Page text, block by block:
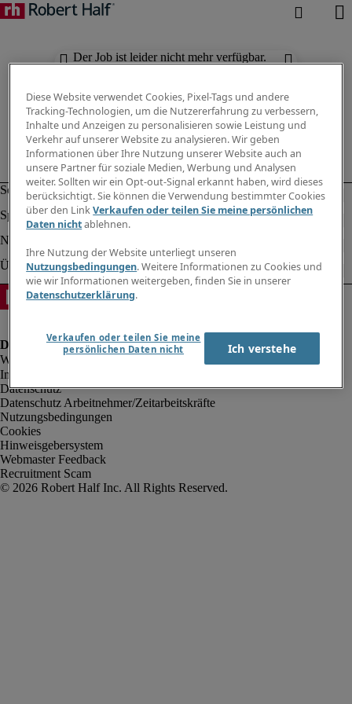
Der Job ist leider nicht mehr verfügbar.
Impressum
Datenschutz
Datenschutz Arbeitnehmer/Zeitarbeitskräfte
Nutzungsbedingungen
Cookies
Hinweisgebersystem
Webmaster Feedback
Recruitment Scam
Diese Website verwendet Cookies, Pixel-Tags und andere
Tracking-Technologien, um die Nutzererfahrung zu verbessern,
Inhalte und Anzeigen zu personalisieren sowie Leistung und
Verkehr auf unserer Website zu analysieren. Wir geben
Informationen über Ihre Nutzung unserer Website auch an
unsere Partner für soziale Medien, Werbung und Analysen
weiter. Sollten wir ein Opt-out-Signal erkannt haben, wird dieses
berücksichtigt. Sie können die Verwendung bestimmter Cookies
über den LinkVerkaufen oder teilen Sie meine persönlichen
Daten nichtablehnen.
Ihre Nutzung der Website unterliegt unseren
Nutzungsbedingungen. Weitere Informationen zu Cookies und
wie wir Informationen weitergeben, finden Sie in unserer
Datenschutzerklärung.
Verkaufen oder teilen Sie meine
persönlichen Daten nicht
Ich verstehe